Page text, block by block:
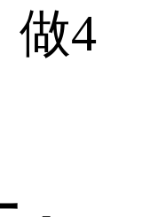
做4